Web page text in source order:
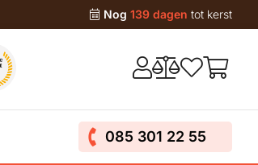
Nog 139 dagen tot kerst
085 301 22 55